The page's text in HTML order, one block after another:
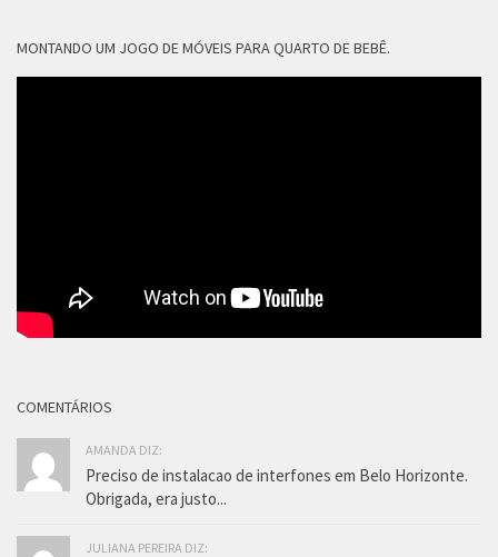
MONTANDO UM JOGO DE MÓVEIS PARA QUARTO DE BEBÊ.
COMENTÁRIOS
AMANDA DIZ:
Preciso de instalacao de interfones em Belo Horizonte.
Obrigada, era justo...
JULIANA PEREIRA DIZ: